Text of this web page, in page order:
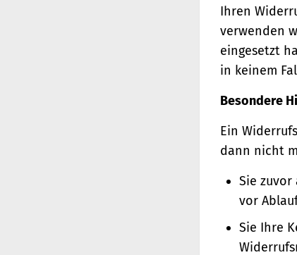
Ihren
verwenden
eingesetzt
in keinem
Besondere
Ein
dann nicht
Sie zuvor
vor
Sie Ihre